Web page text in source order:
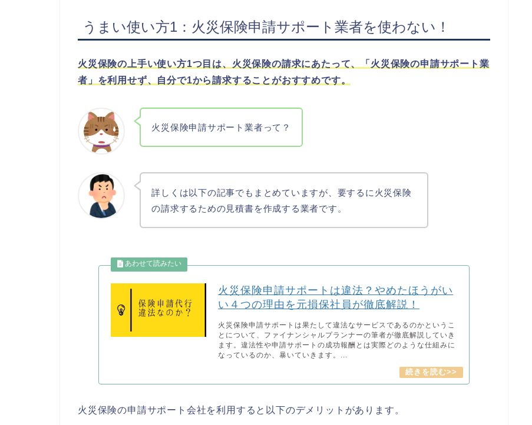
うまい使い方1：火災保険申請サポート業者を使わない！
火災保険の上手い使い方1つ目は、火災保険の請求にあたって、「火災保険の申請サポート業
者」を利用せず、自分で1から請求することがおすすめです。
火災保険申請サポート業者って？
詳しくは以下の記事でもまとめていますが、要するに火災保険
の請求するための見積書を作成する業者です。
火災保険申請サポートは違法？やめたほうがい
い４つの理由を元損保社員が徹底解説！
火災保険申請サポートは果たして違法なサービスであるのかというこ
とについて、ファイナンシャルプランナーの筆者が徹底解説していき
ます。違法性や申請サポートの成功報酬とは実際どのような仕組みに
なっているのか、暴いていきます。...
火災保険の申請サポート会社を利用すると以下のデメリットがあります。